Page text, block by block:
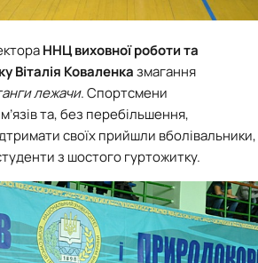
ННЦ виховної роботи та
Віталія Коваленказмагання
лежачи. Спортсмени
та, без перебільшення,
своїх прийшли вболівальники,
з шостого гуртожитку.